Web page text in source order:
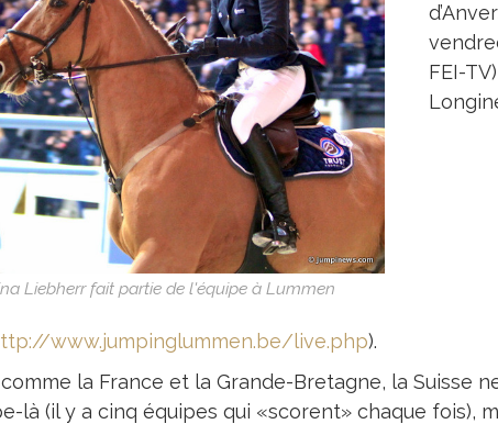
Liebherr fait partie de l'équipe à Lummen
FEI-
www.jumpinglummen.be/live.php).
la France et la Grande-Bretagne, la Suisse
là (il y a cinq équipes qui «scorent» chaque fois),